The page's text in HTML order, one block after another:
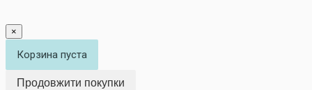
×
Корзина пуста
Продовжити покупки